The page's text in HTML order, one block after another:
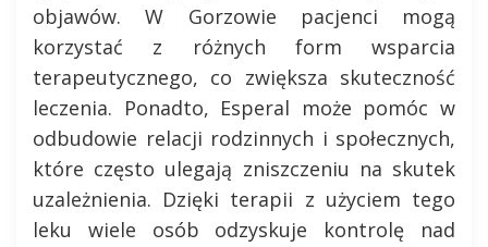
objawów. W Gorzowie pacjenci mogą
korzystać z różnych form wsparcia
terapeutycznego, co zwiększa skuteczność
leczenia. Ponadto, Esperal może pomóc w
odbudowie relacji rodzinnych i społecznych,
które często ulegają zniszczeniu na skutek
uzależnienia. Dzięki terapii z użyciem tego
leku wiele osób odzyskuje kontrolę nad